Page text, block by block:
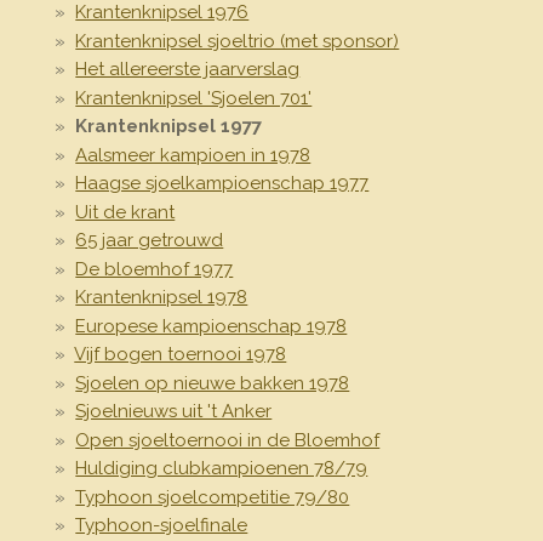
Krantenknipsel 1976
Krantenknipsel sjoeltrio (met sponsor)
Het allereerste jaarverslag
Krantenknipsel 'Sjoelen 701'
Krantenknipsel 1977
Aalsmeer kampioen in 1978
Haagse sjoelkampioenschap 1977
Uit de krant
65 jaar getrouwd
De bloemhof 1977
Krantenknipsel 1978
Europese kampioenschap 1978
Vijf bogen toernooi 1978
Sjoelen op nieuwe bakken 1978
Sjoelnieuws uit 't Anker
Open sjoeltoernooi in de Bloemhof
Huldiging clubkampioenen 78/79
Typhoon sjoelcompetitie 79/80
Typhoon-sjoelfinale